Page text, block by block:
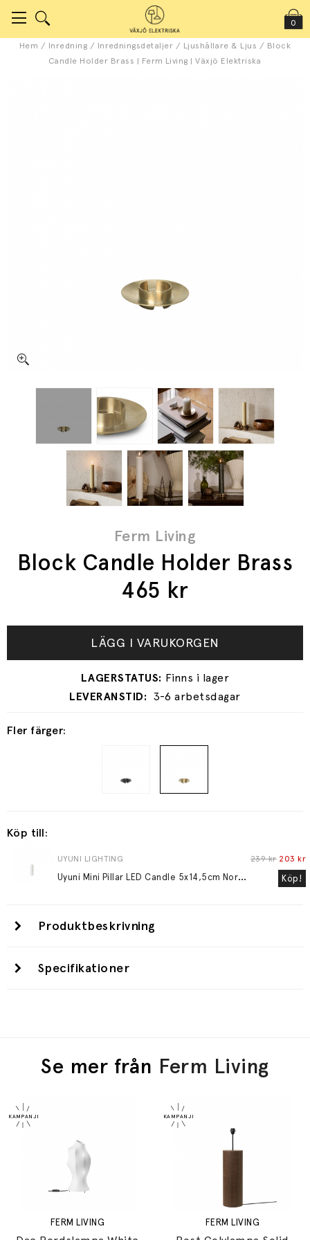
0
Hem / Inredning / Inredningsdetaljer / Ljushållare & Ljus / Block
Candle Holder Brass | Ferm Living | Växjö Elektriska
Ferm Living
Block Candle Holder Brass
465 kr
Fler färger:
LÄGG I VARUKORGEN
3-6 arbetsdagar
Köp till:
UYUNI LIGHTING
U
yuni Mini Pillar LED Candle 5x14,5cm Nordic White
239 kr 203 kr
Köp!
Produktbeskrivning
Specifikationer
Se mer från Ferm Living
FERM LIVING FERM LIVING